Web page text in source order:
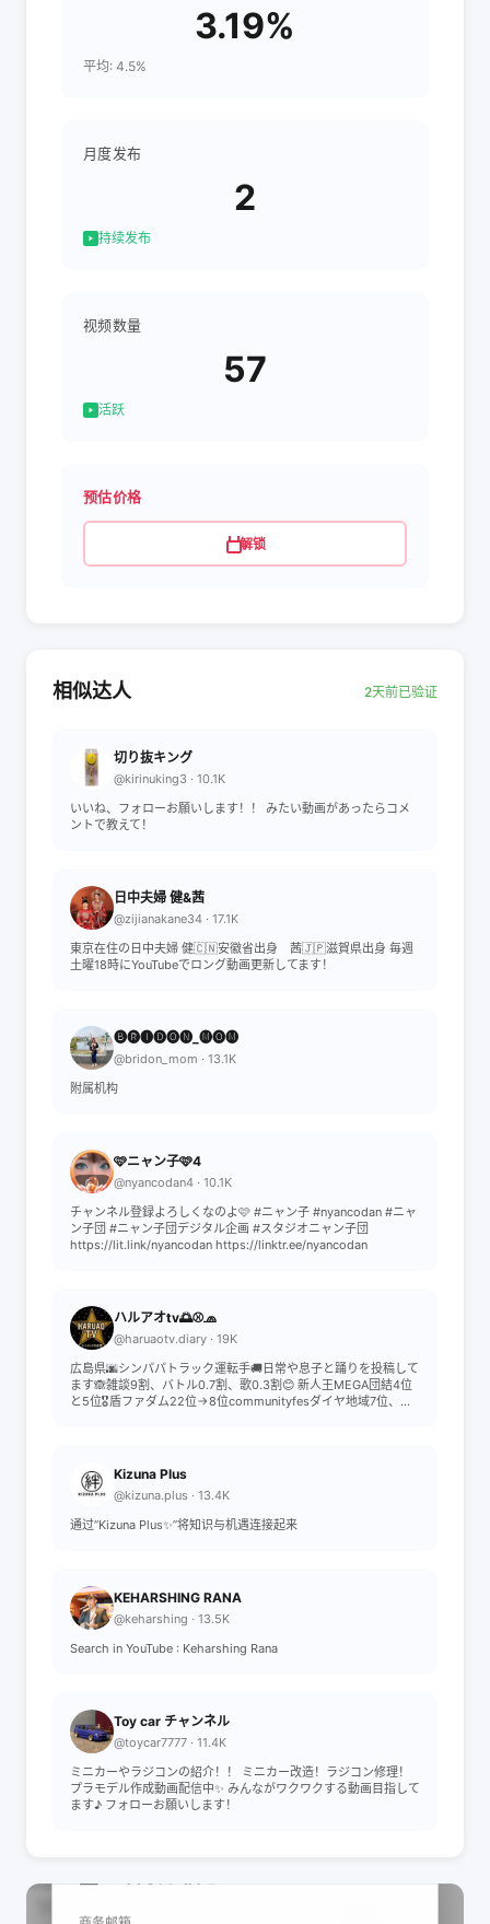
3.19%
平均: 4.5%
月度发布
2
持续发布
视频数量
57
活跃
预估价格
解锁
相似达人 2天前已验证
切り抜キング
@kirinuking3 · 10.1K
いいね、フォローお願いします！！ みたい動画があったらコメ
ントで教えて！
日中夫婦 健&茜
@zijianakane34 · 17.1K
東京在住の日中夫婦 健🇨🇳安徽省出身 茜🇯🇵滋賀県出身 毎週
土曜18時にYouTubeでロング動画更新してます！
🅑🅡🅘🅓🅞🅝_🅜🅞🅜
@bridon_mom · 13.1K
附属机构
🩷ニャン子🩷4
@nyancodan4 · 10.1K
チャンネル登録よろしくなのよ🩷 #ニャン子 #nyancodan #ニャ
ン子団 #ニャン子団デジタル企画 #スタジオニャン子団
https://lit.link/nyancodan https://linktr.ee/nyancodan
ハルアオtv🌅⚾️🧢
@haruaotv.diary · 19K
広島県🌆シンパパトラック運転手🚚日常や息子と踊りを投稿して
ます🙈雑談9割、バトル0.7割、歌0.3割😊 新人王MEGA団結4位
と5位🎖️盾ファダム22位→8位communityfesダイヤ地域7位、...
Kizuna Plus
@kizuna.plus · 13.4K
通过“Kizuna Plus✨”将知识与机遇连接起来
KEHARSHING RANA
@keharshing · 13.5K
Search in YouTube : Keharshing Rana
Toy car チャンネル
@toycar7777 · 11.4K
ミニカーやラジコンの紹介！！ ミニカー改造！ラジコン修理！
プラモデル作成動画配信中✨ みんながワクワクする動画目指して
ます♪ フォローお願いします！